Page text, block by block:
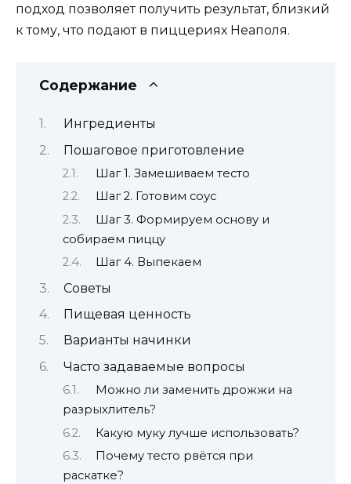
подход позволяет получить результат, близкий
к тому, что подают в пиццериях Неаполя.
Содержание
Ингредиенты
Пошаговое приготовление
Шаг 1. Замешиваем тесто
Шаг 2. Готовим соус
Шаг 3. Формируем основу и
собираем пиццу
Шаг 4. Выпекаем
Советы
Пищевая ценность
Варианты начинки
Часто задаваемые вопросы
Можно ли заменить дрожжи на
разрыхлитель?
Какую муку лучше использовать?
Почему тесто рвётся при
раскатке?